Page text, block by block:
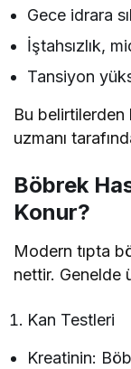
Gece idrara
İştahsızlık,
Tansiyon
Bu
uzmanı
Böbrek
Konur?
Modern tıpta
nettir. Genelde
Kan Testleri
Kreatinin: